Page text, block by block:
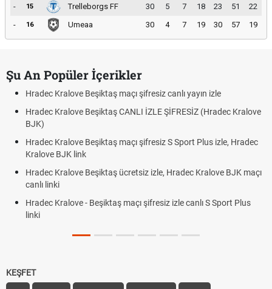
-
15 Trelleborgs FF 30 5 7 18 23 51
22
-
16 Umeaa 30 4 7 19 30 57 19
Şu An Popüler İçerikler
Hradec Kralove Beşiktaş maçı şifresiz canlı yayın izle
Hradec Kralove Beşiktaş CANLI İZLE ŞİFRESİZ (Hradec Kralove
BJK)
Hradec Kralove Beşiktaş maçı şifresiz S Sport Plus izle, Hradec
Kralove BJK link
Hradec Kralove Beşiktaş ücretsiz izle, Hradec Kralove BJK maçı
canlı linki
Hradec Kralove - Beşiktaş maçı şifresiz izle canlı S Sport Plus
linki
KEŞFET